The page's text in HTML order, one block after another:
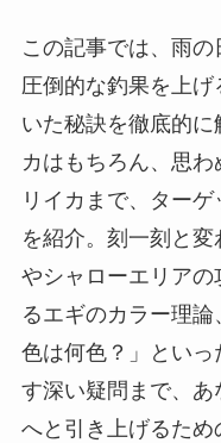
この記事では、雨
圧倒的な釣果を上
いた秘訣を徹底的
カはもちろん、思
リイカまで、ター
を紹介。刻一刻と
やシャローエリア
るエギのカラー理
色は何色？」とい
す深い疑問まで、
へと引き上げるため